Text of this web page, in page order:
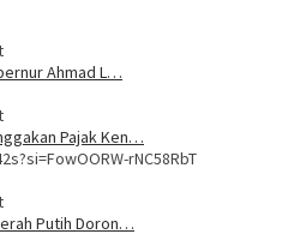
Ahmad L…
Pajak Ken…
rNC58RbT
Putih Doron…